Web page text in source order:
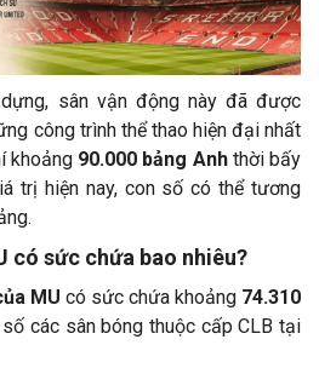
sân vận động này đã được
công trình thể thao hiện đại nhất
khoảng 90.000 bảng Anhthời bấy
trị hiện nay, con số có thể tương
có sức chứa bao nhiêu?
MU có sức chứa khoảng 74.310
các sân bóng thuộc cấp CLB tại